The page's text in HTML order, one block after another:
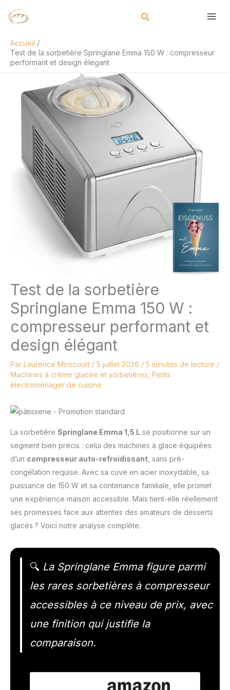
Accueil
Test de la sorbetière Springlane Emma 150 W : compresseur
performant et design élégant
Test de la sorbetière
Springlane Emma 150 W :
compresseur performant et
design élégant
Par Laurence Mirocourt / 5 juillet 2026 / 5 minutes de lecture /
Machines à crème glacée et sorbetières Petits
électroménager de cuisine
La sorbetière Springlane Emma 1,5 L se positionne sur un
segment bien précis : celui des machines à glace équipées
d’un compresseur auto-refroidissant , sans pré-
congélation requise. Avec sa cuve en acier inoxydable, sa
puissance de 150 W et sa contenance familiale, elle promet
une expérience maison accessible. Mais tient-elle réellement
ses promesses face aux attentes des amateurs de desserts
glacés ? Voici notre analyse complète.
🔍 La Springlane Emma figure parmi
les rares sorbetières à compresseur
accessibles à ce niveau de prix, avec
une finition qui justifie la
comparaison.